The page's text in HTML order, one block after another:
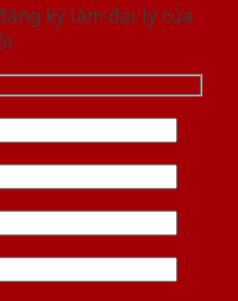
ký làm đại lý của